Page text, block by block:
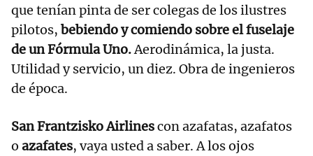
que tenían pinta de ser colegas de los ilustres
pilotos, bebiendo y comiendo sobre el fuselaje
de un Fórmula Uno.Aerodinámica, la justa.
Utilidad y servicio, un diez. Obra de ingenieros
de época.
San Frantzisko Airlinescon azafatas, azafatos
o azafates, vaya usted a saber. A los ojos